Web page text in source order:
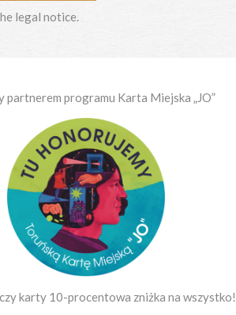
legal notice.
partnerem programu Karta Miejska „JO”
karty 10-procentowa zniżka na wszystko!